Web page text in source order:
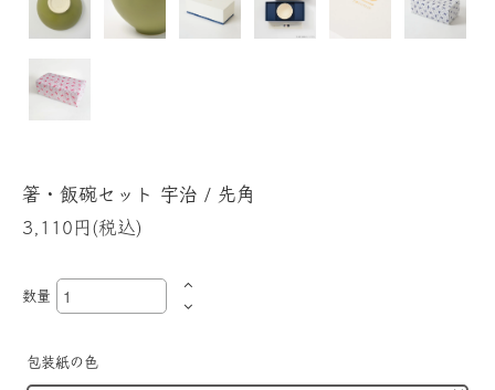
箸・飯碗セット 宇治 / 先角
3,110円(税込)
数量
包装紙の色